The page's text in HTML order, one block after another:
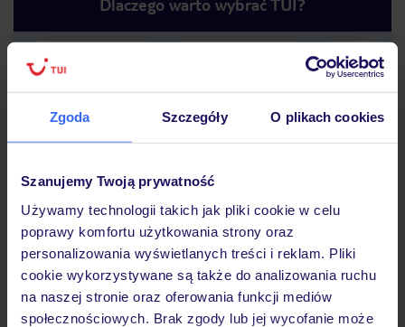
Zgoda Szczegóły O plikach cookies
Szanujemy Twoją prywatność
Używamy technologii takich jak pliki cookie w celu
poprawy komfortu użytkowania strony oraz
personalizowania wyświetlanych treści i reklam. Pliki
cookie wykorzystywane są także do analizowania ruchu
na naszej stronie oraz oferowania funkcji mediów
społecznościowych. Brak zgody lub jej wycofanie może
podróży w Polsce
Hotel
Pokoje